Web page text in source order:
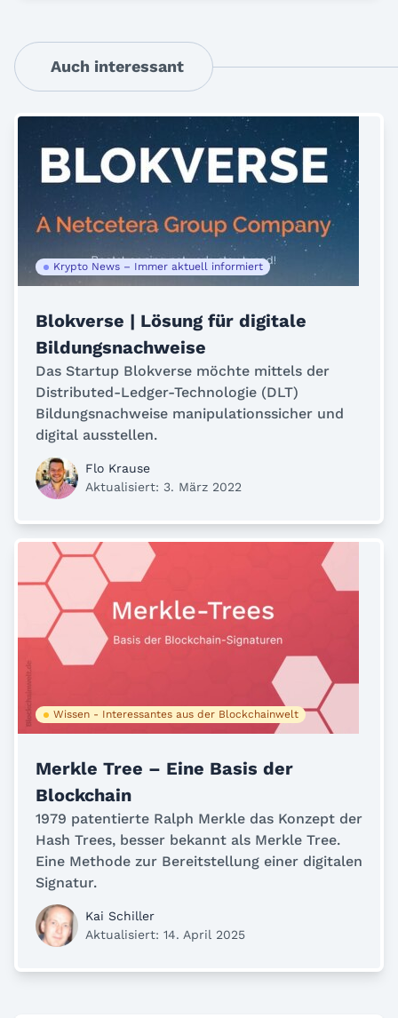
Auch interessant
Krypto News – Immer aktuell informiert
Blokverse | Lösung für digitale
Bildungsnachweise
Das Startup Blokverse möchte mittels der
Distributed-Ledger-Technologie (DLT)
Bildungsnachweise manipulationssicher und
digital ausstellen.
Flo Krause
Aktualisiert: 3. März 2022
Wissen - Interessantes aus der Blockchainwelt
Merkle Tree – Eine Basis der
Blockchain
1979 patentierte Ralph Merkle das Konzept der
Hash Trees, besser bekannt als Merkle Tree.
Eine Methode zur Bereitstellung einer digitalen
Signatur.
Kai Schiller
Aktualisiert: 14. April 2025